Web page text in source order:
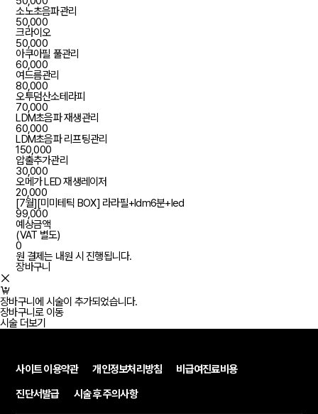
소노초음파관리
50,000
크라이오
50,000
아쿠아필 풀관리
60,000
여드름관리
80,000
오투덤산소테라피
70,000
LDM초음파 재생관리
60,000
LDM초음파 리프팅관리
150,000
압출추가관리
30,000
오메가 LED 재생레이저
20,000
[7월][미미테틱 BOX] 라라필+ldm6분+led
99,000
예상금액
(VAT 별도)
0
원 결제는 내원 시 진행됩니다.
장바구니
장바구니에 시술이 추가되었습니다.
장바구니로 이동
시술 더보기
사이트 이용약관 개인정보처리방침
비급여진료비용
진단서발급
시술 후 주의사항